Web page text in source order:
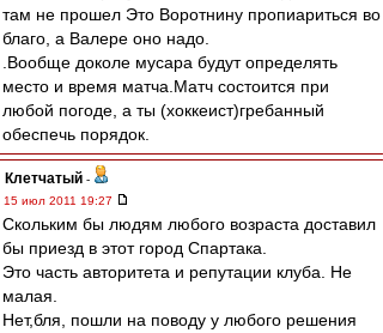
там не прошел Это Воротнину пропиариться во
благо, а Валере оно надо.
.Вообще доколе мусара будут определять
место и время матча.Матч состоится при
любой погоде, а ты (хоккеист)гребанный
обеспечь порядок.
Клетчатый -
15 июл 2011 19:27
Скольким бы людям любого возраста доставил
бы приезд в этот город Спартака.
Это часть авторитета и репутации клуба. Не
малая.
Нет,бля, пошли на поводу у любого решения